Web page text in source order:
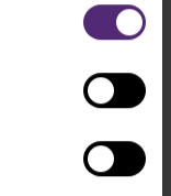
s třetími
partnery. To
doporučení nebo
jsou shromažďovány
obsahující údaj
žádnou